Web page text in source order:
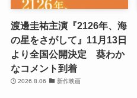
渡邊圭祐主演『2126年、海
の星をさがして』11月13日
より全国公開決定 葵わか
なコメント到着
2026.8.06 新作映画